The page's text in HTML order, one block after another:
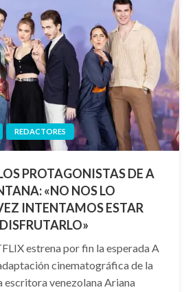
REDACTORES
PROTAGONISTAS DE A
«NO NOS LO
INTENTAMOS ESTAR
estrena por fin la esperada A
cinematográfica de la
escritora venezolana Ariana